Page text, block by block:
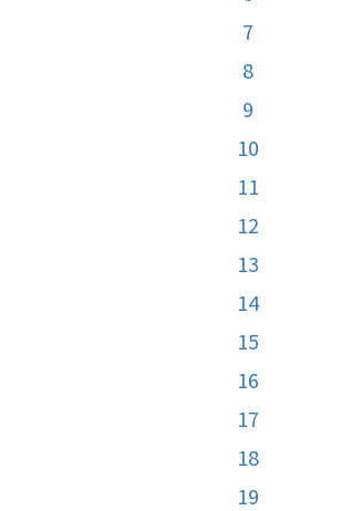
7
8
9
10
11
12
13
14
15
16
17
18
19